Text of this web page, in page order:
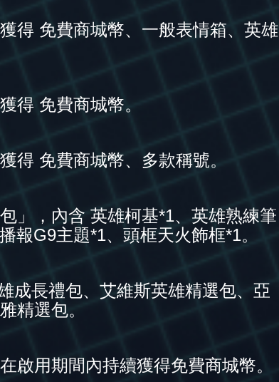
得 免費商城幣、一般表情箱、英雄
得 免費商城幣。
得 免費商城幣、多款稱號。
」，內含 英雄柯基*1、英雄熟練筆
報G9主題*1、頭框天火飾框*1。
成長禮包、艾維斯英雄精選包、亞
精選包。
啟用期間內持續獲得免費商城幣。